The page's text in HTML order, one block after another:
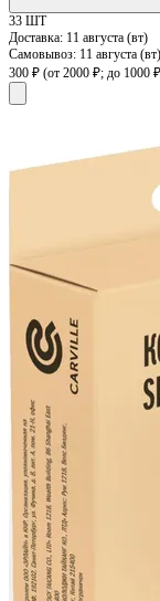
33 ШТ
Доставка: 11 августа (вт)
Самовывоз: 11 августа (вт)
300 ₽ (от 2000 ₽; до